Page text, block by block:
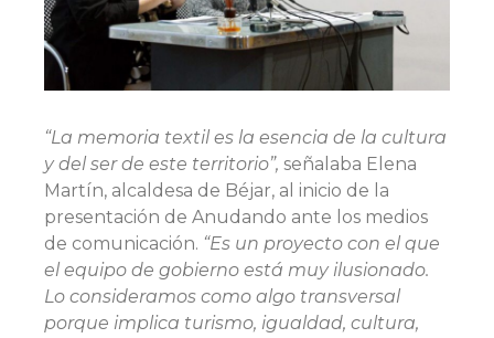
“La memoria textil es la esencia de la cultura
y del ser de este territorio”, señalaba Elena
Martín, alcaldesa de Béjar, al inicio de la
presentación de Anudando ante los medios
de comunicación. “Es un proyecto con el que
el equipo de gobierno está muy ilusionado.
Lo consideramos como algo transversal
porque implica turismo, igualdad, cultura,